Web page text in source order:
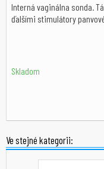
Interná vaginálna sonda.
ďalšími stimulátory
Skladom
Ve stejné kategorii: